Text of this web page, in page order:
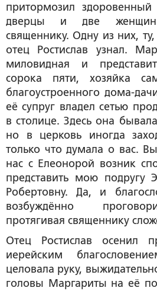
притормозил
дверцы и две
священнику. Одну из них,
отец Ростислав узнал.
миловидная и
сорока пяти, хозяйка
благоустроенного дома-
её супруг владел сетью
в столице. Здесь она
но в церковь иногда
только что думала о вас.
нас с Елеонорой возник
представить мою подругу
Робертовну. Да, и
возбуждённо
протягивая священнику
Отец Ростислав осенил
иерейским
целовала руку,
головы Маргариты на её